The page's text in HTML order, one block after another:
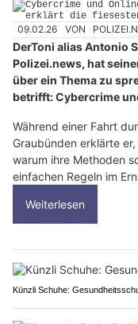
09.02.26 VON
DerToni alias Antonio
Polizei.news, hat
über ein Thema zu
betrifft: Cybercrime
Während einer Fahrt
Graubünden erklärte
warum ihre Methoden
einfachen Regeln im
Weiterlesen
Künzli Schuhe: